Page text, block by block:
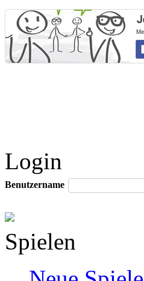
Login
Benutzername
Spielen